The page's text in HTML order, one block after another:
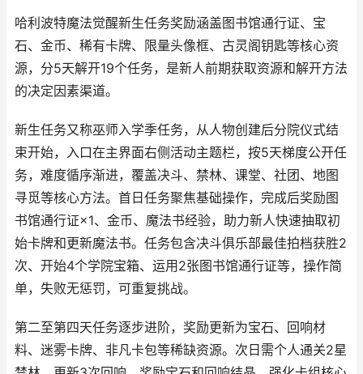
哈利波特魔法觉醒新生任务奖励涵盖图书馆通行证、宝
石、金币、稀有卡牌、限量头像框、古灵阁钥匙等核心资
源，分5天解开19个任务，是新人前期获取资源和解开方法
的决定因素渠道。
新生任务又称巫师入学季任务，从人物创建后分院仪式结
束开始，入口在主界面右侧活动主题栏，按5天梯度公开任
务，难度循序渐进，覆盖决斗、禁林、课堂、社团、地图
寻觅等核心方法。首日任务聚焦基础操作，完成后奖励图
书馆通行证×1、金币、魔法书经验，助力新人快速抽取初
始卡牌和更新魔法书。任务包含决斗俱乐部最佳拍档获胜2
次、开始4个学院宝箱、运用2张图书馆通行证等，操作简
单，失败无惩罚，可重复挑战。
第二至第四天任务逐步进阶，奖励更新为宝石、回响材
料、迷雾卡牌、非凡卡包等稀缺资源。次日需个人通关2星